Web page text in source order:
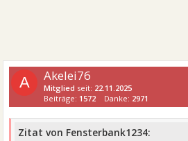
A Akelei76
Mitglied seit: 22.11.2025
Beiträge: 1572 Danke: 2971
Zitat von Fensterbank1234: